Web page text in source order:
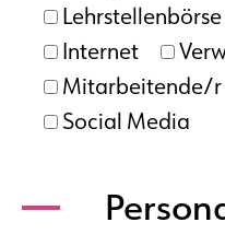
Lehrstellenbörse
Internet
Mitarbeitende/r
Social Media